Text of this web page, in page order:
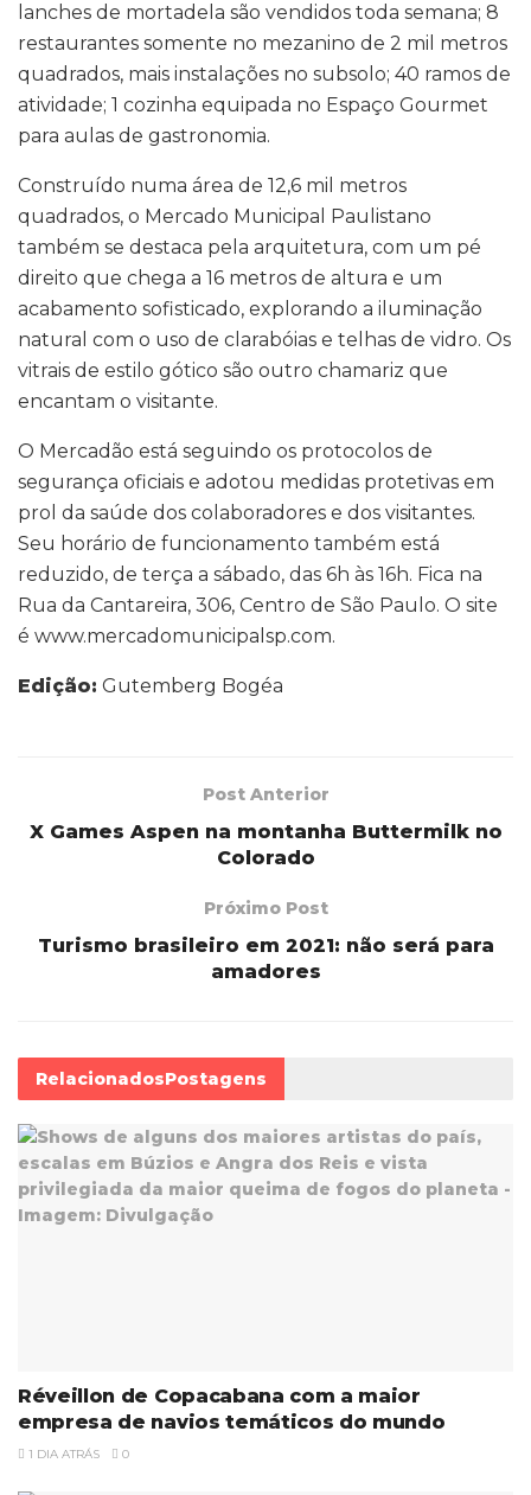
lanches de mortadela são vendidos toda semana; 8
restaurantes somente no mezanino de 2 mil metros
quadrados, mais instalações no subsolo; 40 ramos de
atividade; 1 cozinha equipada no Espaço Gourmet
para aulas de gastronomia.
Construído numa área de 12,6 mil metros
quadrados, o Mercado Municipal Paulistano
também se destaca pela arquitetura, com um pé
direito que chega a 16 metros de altura e um
acabamento sofisticado, explorando a iluminação
natural com o uso de clarabóias e telhas de vidro. Os
vitrais de estilo gótico são outro chamariz que
encantam o visitante.
O Mercadão está seguindo os protocolos de
segurança oficiais e adotou medidas protetivas em
prol da saúde dos colaboradores e dos visitantes.
Seu horário de funcionamento também está
reduzido, de terça a sábado, das 6h às 16h. Fica na
Rua da Cantareira, 306, Centro de São Paulo. O site
é www.mercadomunicipalsp.com.
Edição: Gutemberg Bogéa
Post Anterior
X Games Aspen na montanha Buttermilk no
Colorado
Próximo Post
Turismo brasileiro em 2021: não será para
amadores
RelacionadosPostagens
Réveillon de Copacabana com a maior
empresa de navios temáticos do mundo
1 DIA ATRÁS 0